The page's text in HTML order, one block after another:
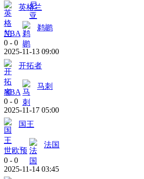
英格兰
NBA
鹈鹕
0 - 0
2025-11-13 09:00
开拓者
NBA
马刺
0 - 0
2025-11-17 05:00
国王
世欧预
法国
0 - 0
2025-11-14 03:45